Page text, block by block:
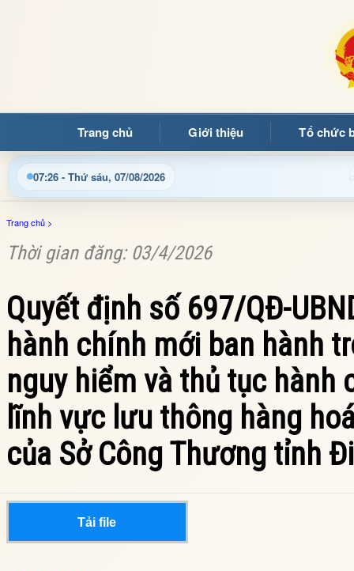
Trang chủ Giới thiệu Tổ chức
07:26 - Thứ sáu, 07/08/2026
nhật thông tin điều hành, thủ tục hành chính và tin tức địa
Trang chủ >
Thời gian đăng: 03/4/2026
Quyết định số 697/QĐ-
hành chính mới ban hành
nguy hiểm và thủ tục
lĩnh vực lưu thông hàng
của Sở Công Thương tỉnh
Tải file